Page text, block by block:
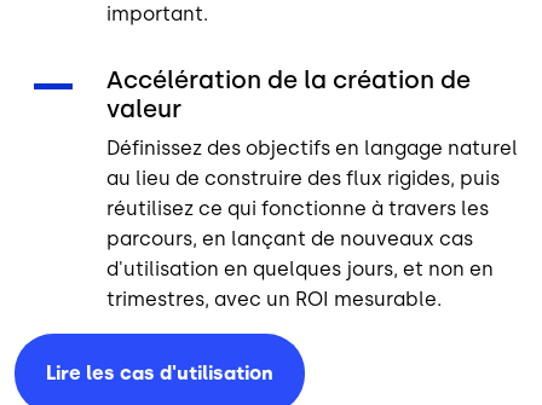
important.
Accélération de la création de
valeur
Définissez des objectifs en langage naturel
au lieu de construire des flux rigides, puis
réutilisez ce qui fonctionne à travers les
parcours, en lançant de nouveaux cas
d'utilisation en quelques jours, et non en
trimestres, avec un ROI mesurable.
Lire les cas d'utilisation